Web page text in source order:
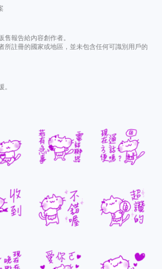
售報告給內容創作者。
所註冊的國家或地區，並未包含任何可識別用戶的
。